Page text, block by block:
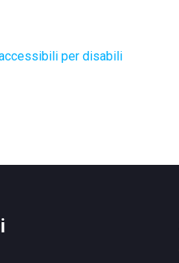
per disabili